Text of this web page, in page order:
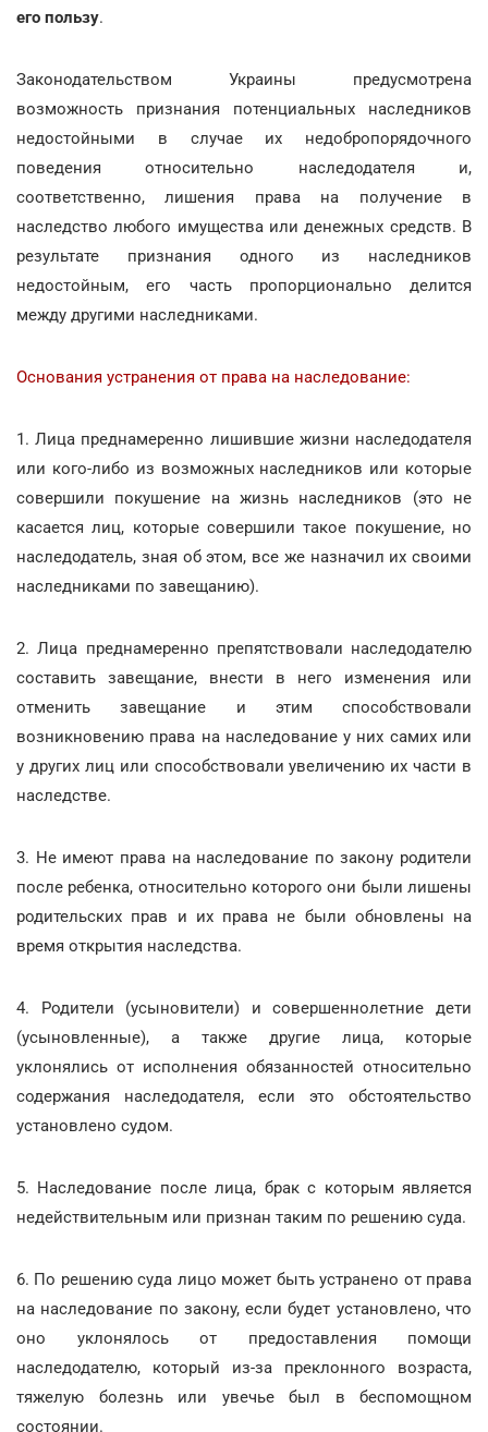
его пользу.
Законодательством Украины предусмотрена
возможность признания потенциальных наследников
недостойными в случае их недобропорядочного
поведения относительно наследодателя и,
соответственно, лишения права на получение в
наследство любого имущества или денежных средств. В
результате признания одного из наследников
недостойным, его часть пропорционально делится
между другими наследниками.
Основания устранения от права на наследование:
1. Лица преднамеренно лишившие жизни наследодателя
или кого-либо из возможных наследников или которые
совершили покушение на жизнь наследников (это не
касается лиц, которые совершили такое покушение, но
наследодатель, зная об этом, все же назначил их своими
наследниками по завещанию).
2. Лица преднамеренно препятствовали наследодателю
составить завещание, внести в него изменения или
отменить завещание и этим способствовали
возникновению права на наследование у них самих или
у других лиц или способствовали увеличению их части в
наследстве.
3. Не имеют права на наследование по закону родители
после ребенка, относительно которого они были лишены
родительских прав и их права не были обновлены на
время открытия наследства.
4. Родители (усыновители) и совершеннолетние дети
(усыновленные), а также другие лица, которые
уклонялись от исполнения обязанностей относительно
содержания наследодателя, если это обстоятельство
установлено судом.
5. Наследование после лица, брак с которым является
недействительным или признан таким по решению суда.
6. По решению суда лицо может быть устранено от права
на наследование по закону, если будет установлено, что
оно уклонялось от предоставления помощи
наследодателю, который из-за преклонного возраста,
тяжелую болезнь или увечье был в беспомощном
состоянии.